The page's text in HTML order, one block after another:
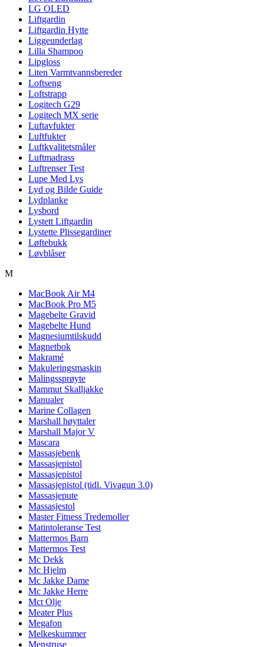
LG OLED
Liftgardin
Liftgardin Hytte
Liggeunderlag
Lilla Shampoo
Lipgloss
Liten Varmtvannsbereder
Loftseng
Loftstrapp
Logitech G29
Logitech MX serie
Luftavfukter
Luftfukter
Luftkvalitetsmåler
Luftmadrass
Luftrenser Test
Lupe Med Lys
Lyd og Bilde Guide
Lydplanke
Lysbord
Lystett Liftgardin
Lystette Plissegardiner
Løftebukk
Løvblåser
M
MacBook Air M4
MacBook Pro M5
Magebelte Gravid
Magebelte Hund
Magnesiumtilskudd
Magnetbok
Makramé
Makuleringsmaskin
Malingssprøyte
Mammut Skalljakke
Manualer
Marine Collagen
Marshall høyttaler
Marshall Major V
Mascara
Massasjebenk
Massasjepistol
Massasjepistol
Massasjepistol (tidl. Vivagun 3.0)
Massasjepute
Massasjestol
Master Fitness Tredemoller
Matintoleranse Test
Mattermos Barn
Mattermos Test
Mc Dekk
Mc Hjelm
Mc Jakke Dame
Mc Jakke Herre
Mct Olje
Meater Plus
Megafon
Melkeskummer
Menstruse